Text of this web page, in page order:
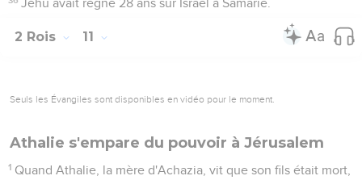
Jéhu avait régné 28 ans sur Israël à Samarie.
2 Rois 11
Seuls les Évangiles sont disponibles en vidéo pour le moment.
Athalie s'empare du pouvoir à Jérusalem
1 Quand Athalie, la mère d'Achazia, vit que son fils était mort,